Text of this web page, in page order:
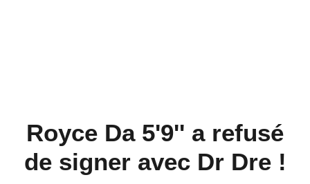
Royce Da 5'9'' a refusé
de signer avec Dr Dre !